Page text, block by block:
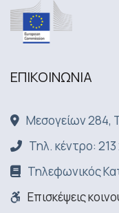
ΕΠΙΚΟΙΝΩΝΙA
Μεσογείων 284,
Τηλ. κέντρο:
Τηλεφωνικός
Επισκέψεις